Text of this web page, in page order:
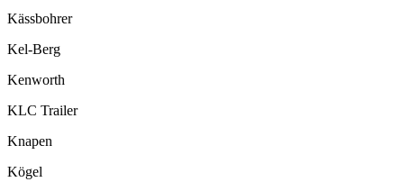
Kässbohrer
Kel-Berg
Kenworth
KLC Trailer
Knapen
Kögel